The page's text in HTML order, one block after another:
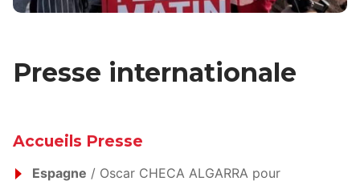
Presse internationale
Accueils Presse
Espagne / Oscar CHECA ALGARRA pour